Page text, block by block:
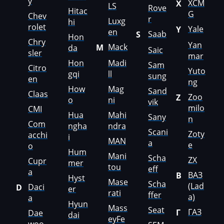
KingLong
Kioti
Kleemann
Kobelco
Komatsu
Konecranes
Kramer
Krone
Kubota
Lancia
Land Rover
Chev
rolet
Chry
sler
Citro
en
Claas
CMI
Com
acchi
o
Cupr
a
D
Daci
a
Dae
Hitac
hi
Hon
da
Hon
gqi
How
o
Hua
ngha
i
Hum
mer
Hyst
er
Hyun
dai
LS
Luxg
en
M Mack
Madi
ll
Mag
ni
Mahi
ndra
MAN
Mani
tou
Mase
rati
Mass
eyFe
Rove
r
S
Saab
Saic
Sam
sung
Sand
vik
Sany
Scani
a
Scha
eff
Scha
ffer
Seat
X XCM
G
Y
Yale
Yan
mar
Yuto
ng
Z
Zoo
milo
n
Zoty
e
ZX
В
ВАЗ
(Lad
a)
Г
ГАЗ